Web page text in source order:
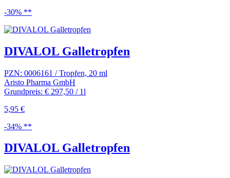
-30% **
DIVALOL Galletropfen
PZN: 0006161 / Tropfen, 20 ml
Aristo Pharma GmbH
Grundpreis: € 297,50 / 1l
5,95 €
-34% **
DIVALOL Galletropfen